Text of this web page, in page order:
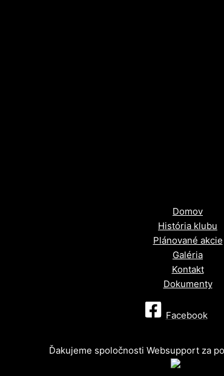
Domov
História klubu
Plánované akcie
Galéria
Kontakt
Dokumenty
Facebook
Ďakujeme spoločnosti Websupport za